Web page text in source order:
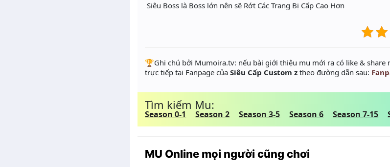
Siêu Boss là Boss lớn nên sẽ Rớt Các Trang Bị Cấp Cao Hơn
️🏆Ghi chú bởi Mumoira.tv: nếu bài giới thiệu mu mới ra có like & share
trực tiếp tại Fanpage củaSiêu Cấp Custom z theo đường dẫn sau:
Tìm kiếm Mu:
Season 0-1 Season 2 Season 3-5 Season 6 Season 7-15
MU Online mọi người cũng chơi